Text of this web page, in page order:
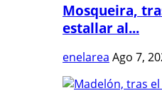
Mosqueira,
estallar al...
enelarea Ago 7,